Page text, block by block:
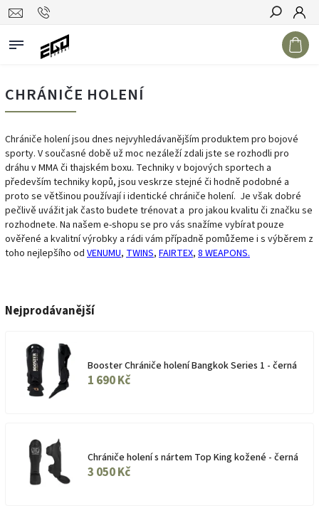
Hledat
CHRÁNIČE HOLENÍ
Chrániče holení jsou dnes nejvyhledávanějším produktem pro bojové
sporty. V současné době už moc nezáleží zdali jste se rozhodli pro
dráhu v MMA či thajském boxu. Techniky v bojových sportech a
především techniky kopů, jsou veskrze stejné či hodně podobné a
proto se většinou používají i identické chrániče holení. Je však dobré
pečlivě uvážit jak často budete trénovat a pro jakou kvalitu či značku se
rozhodnete. Na našem e-shopu se pro vás snažíme vybírat pouze
ověřené a kvalitní výrobky a rádi vám případně pomůžeme i s výběrem z
toho nejlepšího od VENUMU, TWINS, FAIRTEX, 8 WEAPONS.
Nejprodávanější
Booster Chrániče holení Bangkok Series 1 - černá
1 690 Kč
Chrániče holení s nártem Top King kožené - černá
3 050 Kč